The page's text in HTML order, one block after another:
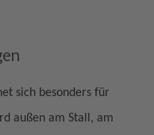
sich besonders für
außen am Stall, am